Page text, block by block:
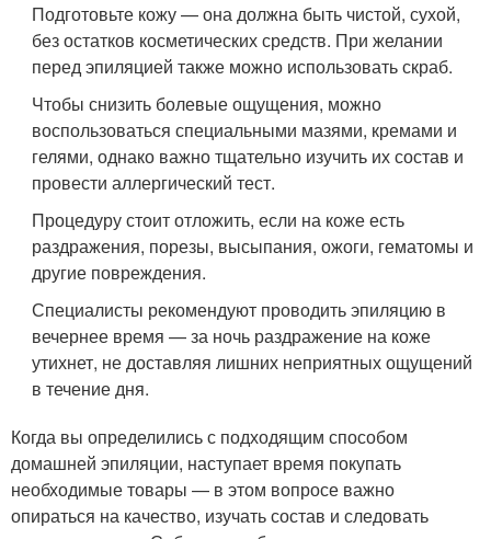
Подготовьте кожу — она должна быть чистой, сухой,
без остатков косметических средств. При желании
перед эпиляцией также можно использовать скраб.
Чтобы снизить болевые ощущения, можно
воспользоваться специальными мазями, кремами и
гелями, однако важно тщательно изучить их состав и
провести аллергический тест.
Процедуру стоит отложить, если на коже есть
раздражения, порезы, высыпания, ожоги, гематомы и
другие повреждения.
Специалисты рекомендуют проводить эпиляцию в
вечернее время — за ночь раздражение на коже
утихнет, не доставляя лишних неприятных ощущений
в течение дня.
Когда вы определились с подходящим способом
домашней эпиляции, наступает время покупать
необходимые товары — в этом вопросе важно
опираться на качество, изучать состав и следовать